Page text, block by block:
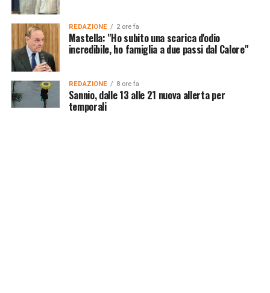
REDAZIONE 2 ore fa
Mastella: "Ho subito una scarica d'odio
incredibile, ho famiglia a due passi dal Calore"
REDAZIONE 8 ore fa
Sannio, dalle 13 alle 21 nuova allerta per
temporali